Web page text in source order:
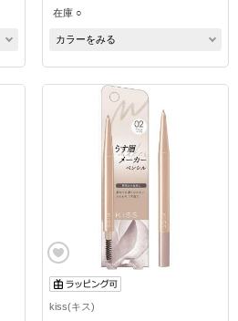
在庫 ○
カラーをみる
kiss(キス)